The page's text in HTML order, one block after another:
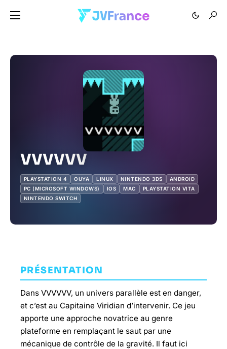
VVVVVV
PLAYSTATION 4 OUYA LINUX NINTENDO 3DS
ANDROID
PC (MICROSOFT WINDOWS)
IOS MAC
PLAYSTATION VITA
NINTENDO SWITCH
PRÉSENTATION
Dans VVVVVV, un univers parallèle est en danger,
et c’est au Capitaine Viridian d’intervenir. Ce jeu
apporte une approche novatrice au genre
plateforme en remplaçant le saut par une
mécanique de contrôle de la gravité. Il faut ici